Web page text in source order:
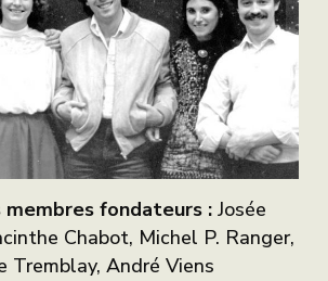
membres fondateurs : Josée
Chabot, Michel P. Ranger,
Tremblay, André Viens